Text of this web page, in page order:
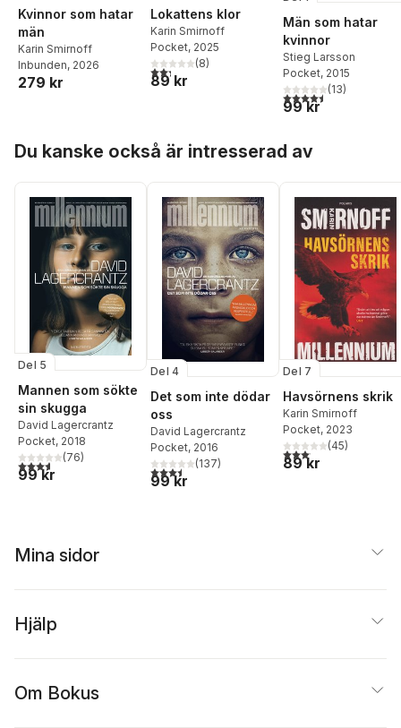
Kvinnor som hatar
män
Karin Smirnoff
Inbunden, 2026
279 kr
Lokattens klor
Karin Smirnoff
Pocket, 2025
2,3utav 5 stjärnor. Totalt antal röster:
(8)
89 kr
Män som hatar
kvinnor
Stieg Larsson
Pocket, 2015
4,5utav 5 stjärnor.
(13)
99 kr
Du kanske också är intresserad av
Del 5
Mannen som sökte
sin skugga
David Lagercrantz
Pocket, 2018
3,6utav 5 stjärnor. Totalt antal röster:
(76)
99 kr
Del 4
Det som inte dödar
oss
David Lagercrantz
Pocket, 2016
3,5utav 5 stjärnor. Totalt antal röster:
(137)
99 kr
Del 7
Havsörnens skrik
Karin Smirnoff
Pocket, 2023
3,1utav 5 stjärnor.
(45)
89 kr
Mina sidor
Hjälp
Om Bokus